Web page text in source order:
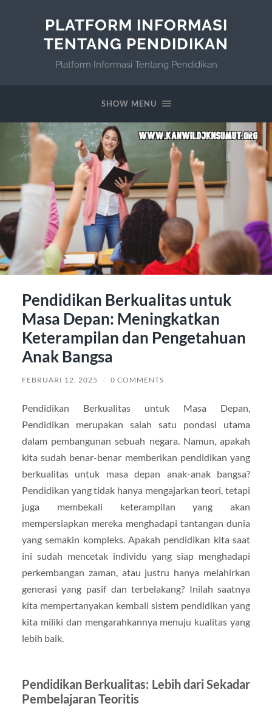
PLATFORM INFORMASI
TENTANG PENDIDIKAN
Platform Informasi Tentang Pendidikan
SHOW MENU
Pendidikan Berkualitas untuk
Masa Depan: Meningkatkan
Keterampilan dan Pengetahuan
Anak Bangsa
FEBRUARI 12, 2025 / 0 COMMENTS
Pendidikan Berkualitas untuk Masa Depan,
Pendidikan merupakan salah satu pondasi utama
dalam pembangunan sebuah negara. Namun, apakah
kita sudah benar-benar memberikan pendidikan yang
berkualitas untuk masa depan anak-anak bangsa?
Pendidikan yang tidak hanya mengajarkan teori, tetapi
juga membekali keterampilan yang akan
mempersiapkan mereka menghadapi tantangan dunia
yang semakin kompleks. Apakah pendidikan kita saat
ini sudah mencetak individu yang siap menghadapi
perkembangan zaman, atau justru hanya melahirkan
generasi yang pasif dan terbelakang? Inilah saatnya
kita mempertanyakan kembali sistem pendidikan yang
kita miliki dan mengarahkannya menuju kualitas yang
lebih baik.
Pendidikan Berkualitas: Lebih dari Sekadar
Pembelajaran Teoritis